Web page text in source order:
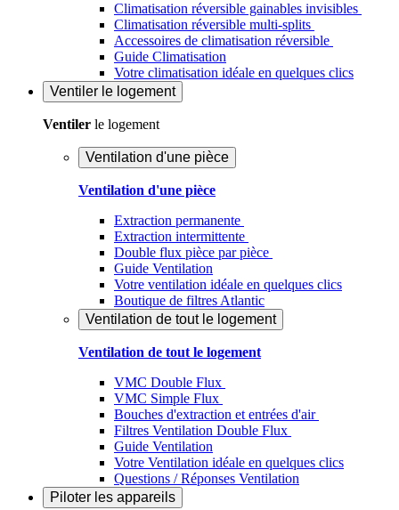
Climatisation réversible gainables invisibles
Climatisation réversible multi-splits
Accessoires de climatisation réversible
Guide Climatisation
Votre climatisation idéale en quelques clics
Ventiler le logement
Ventiler le logement
Ventilation d'une pièce
Ventilation d'une pièce
Extraction permanente
Extraction intermittente
Double flux pièce par pièce
Guide Ventilation
Votre ventilation idéale en quelques clics
Boutique de filtres Atlantic
Ventilation de tout le logement
Ventilation de tout le logement
VMC Double Flux
VMC Simple Flux
Bouches d'extraction et entrées d'air
Filtres Ventilation Double Flux
Guide Ventilation
Votre Ventilation idéale en quelques clics
Questions / Réponses Ventilation
Piloter les appareils